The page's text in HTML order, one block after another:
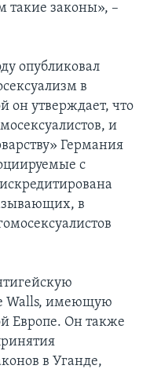
такие законы», –
опубликовал
в
он утверждает, что
и
Германия
с
в
Walls, имеющую
Европе. Он также
в Уганде,